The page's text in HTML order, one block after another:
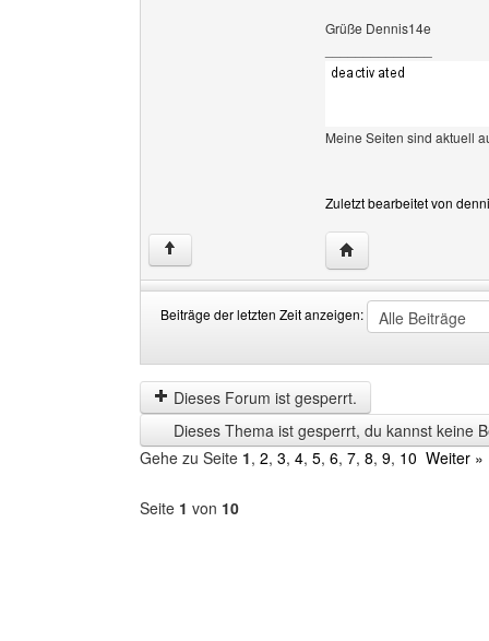
Grüße Dennis14e
Meine Seiten sind aktuell
Zuletzt bearbeitet von
↑ Website dieses
Beiträge der letzten Zeit anzeigen:
der
letzten
Zeit
anzeigen
by
Dieses Forum ist gesperrt.
Dieses Thema ist gesperrt, du kannst keine
Gehe zu Seite 1, 2, 3, 4, 5, 6, 7, 8, 9, 10 Weiter »
Seite 1 von 10